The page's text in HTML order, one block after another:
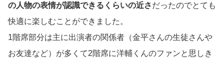
の人物の表情が認識できるくらいの近さだったのでとても
快適に楽しむことができました。
1階席部分は主に出演者の関係者（金平さんの生徒さんや
お友達など）が多くて2階席に洋輔くんのファンと思しき